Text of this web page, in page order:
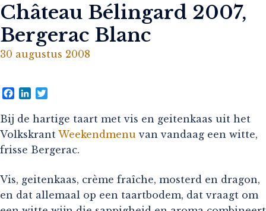
Château Bélingard 2007,
Bergerac Blanc
30 augustus 2008
Facebook
LinkedIn
Bij de hartige taart met vis en geitenkaas uit het
Volkskrant Weekendmenuvan vandaag een witte,
frisse Bergerac.
Vis, geitenkaas, crème fraîche, mosterd en dragon,
en dat allemaal op een taartbodem, dat vraagt om